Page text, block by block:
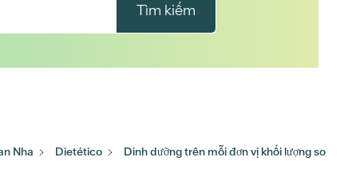
Tìm kiếm
Nha Dietético
Dinh dưỡng trên mỗi đơn vị khối lượng so